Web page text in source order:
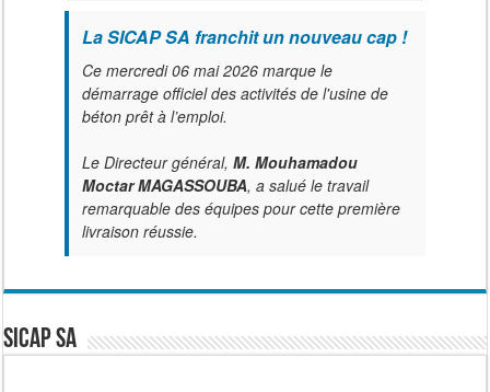
La SICAP SA franchit un nouveau cap !
Ce mercredi 06 mai 2026 marque le
démarrage officiel des activités de l'usine de
béton prêt à l’emploi.
Le Directeur général, M. Mouhamadou
Moctar MAGASSOUBA, a salué le travail
remarquable des équipes pour cette première
livraison réussie.
SICAP SA